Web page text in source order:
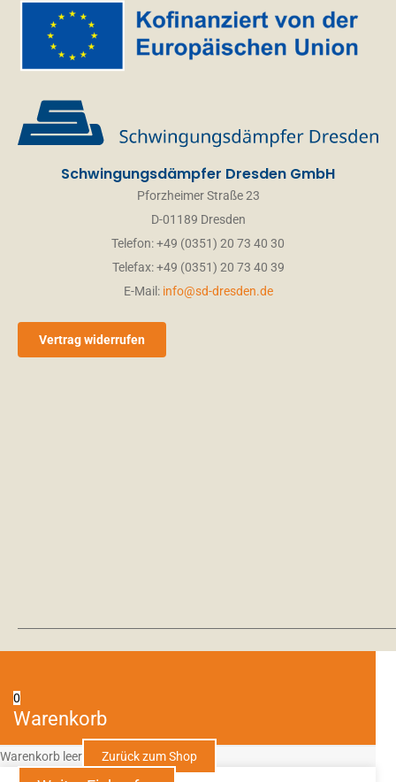
Schwingungsdämpfer Dresden GmbH
Pforzheimer Straße 23
D-01189 Dresden
Telefon: +49 (0351) 20 73 40 30
Telefax: +49 (0351) 20 73 40 39
E-Mail: info@sd-dresden.de
Vertrag widerrufen
0
Warenkorb
Warenkorb leer Zurück zum Shop